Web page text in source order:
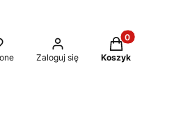
Zaloguj się
Produkty w
Koszyk